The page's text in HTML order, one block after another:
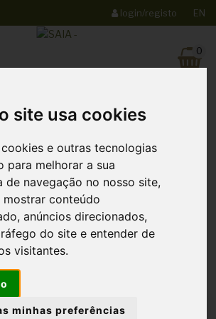
site usa cookies
e outras tecnologias
para melhorar a sua
de navegação no nosso site,
conteúdo
anúncios direcionados,
do site e entender de
visitantes.
minhas preferências
login/registo EN
0